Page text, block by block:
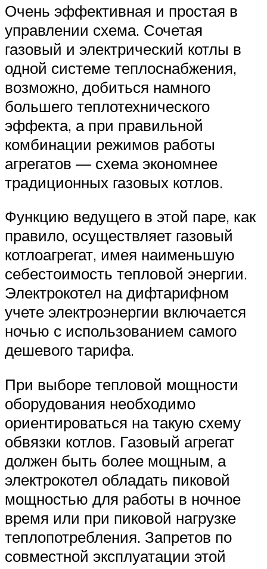
Очень эффективная и простая в
управлении схема. Сочетая
газовый и электрический котлы в
одной системе теплоснабжения,
возможно, добиться намного
большего теплотехнического
эффекта, а при правильной
комбинации режимов работы
агрегатов — схема экономнее
традиционных газовых котлов.
Функцию ведущего в этой паре, как
правило, осуществляет газовый
котлоагрегат, имея наименьшую
себестоимость тепловой энергии.
Электрокотел на дифтарифном
учете электроэнергии включается
ночью с использованием самого
дешевого тарифа.
При выборе тепловой мощности
оборудования необходимо
ориентироваться на такую схему
обвязки котлов. Газовый агрегат
должен быть более мощным, а
электрокотел обладать пиковой
мощностью для работы в ночное
время или при пиковой нагрузке
теплопотребления. Запретов по
совместной эксплуатации этой